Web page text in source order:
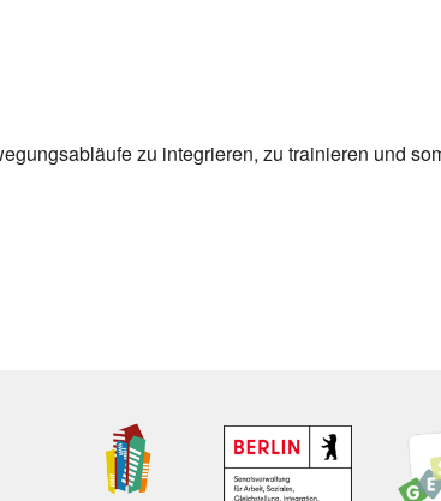
zu integrieren, zu trainieren und